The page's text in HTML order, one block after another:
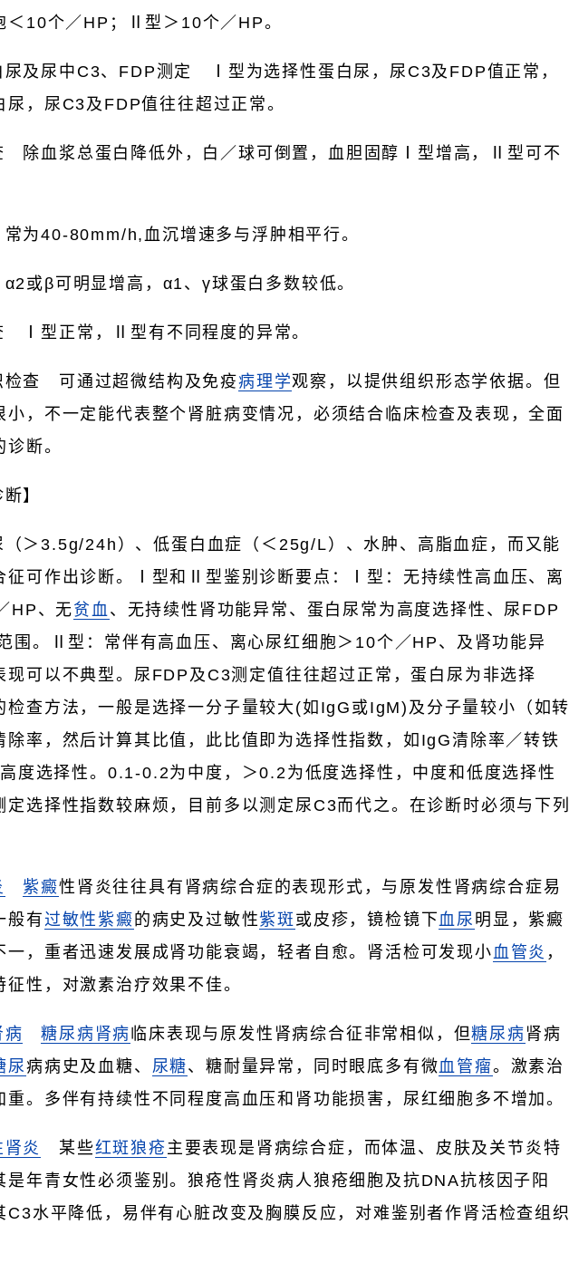
＜10个／HP；Ⅱ型＞10个／HP。
尿及尿中C3、FDP测定 Ⅰ型为选择性蛋白尿，尿C3及FDP值正常，
尿，尿C3及FDP值往往超过正常。
除血浆总蛋白降低外，白／球可倒置，血胆固醇Ⅰ型增高，Ⅱ型可不
为40-80mm/h,血沉增速多与浮肿相平行。
或β可明显增高，α1、γ球蛋白多数较低。
Ⅰ型正常，Ⅱ型有不同程度的异常。
检查 可通过超微结构及免疫病理学观察，以提供组织形态学依据。但
小，不一定能代表整个肾脏病变情况，必须结合临床检查及表现，全面
断。
】
（＞3.5g/24h）、低蛋白血症（＜25g/L）、水肿、高脂血症，而又能
征可作出诊断。Ⅰ型和Ⅱ型鉴别诊断要点：Ⅰ型：无持续性高血压、离
HP、无贫血、无持续性肾功能异常、蛋白尿常为高度选择性、尿FDP
围。Ⅱ型：常伴有高血压、离心尿红细胞＞10个／HP、及肾功能异
现可以不典型。尿FDP及C3测定值往往超过正常，蛋白尿为非选择
检查方法，一般是选择一分子量较大(如IgG或IgM)及分子量较小（如转
除率，然后计算其比值，此比值即为选择性指数，如IgG清除率／转铁
度选择性。0.1-0.2为中度，＞0.2为低度选择性，中度和低度选择性
定选择性指数较麻烦，目前多以测定尿C3而代之。在诊断时必须与下列
紫癜性肾炎往往具有肾病综合症的表现形式，与原发性肾病综合症易
般有过敏性紫癜 的病史及过敏性紫斑 或皮疹，镜检镜下 血尿 明显，紫癜
一，重者迅速发展成肾功能衰竭，轻者自愈。肾活检可发现小血管炎 ，
性，对激素治疗效果不佳。
病 糖尿病肾病临床表现与原发性肾病综合征非常相似，但糖尿病 肾病
尿病病史及血糖、 尿糖、糖耐量异常，同时眼底多有微血管瘤。激素治
。多伴有持续性不同程度高血压和肾功能损害，尿红细胞多不增加。
炎 某些红斑狼疮 主要表现是肾病综合症，而体温、皮肤及关节炎特
是年青女性必须鉴别。狼疮性肾炎病人狼疮细胞及抗DNA抗核因子阳
C3水平降低，易伴有心脏改变及胸膜反应，对难鉴别者作肾活检查组织